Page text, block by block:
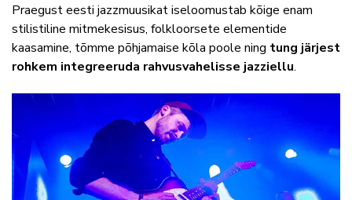
Praegust eesti jazzmuusikat iseloomustab kõige enam
stilistiline mitmekesisus, folkloorsete elementide
kaasamine, tõmme põhjamaise kõla poole ning tung järjest
rohkem integreeruda rahvusvahelisse jazziellu.